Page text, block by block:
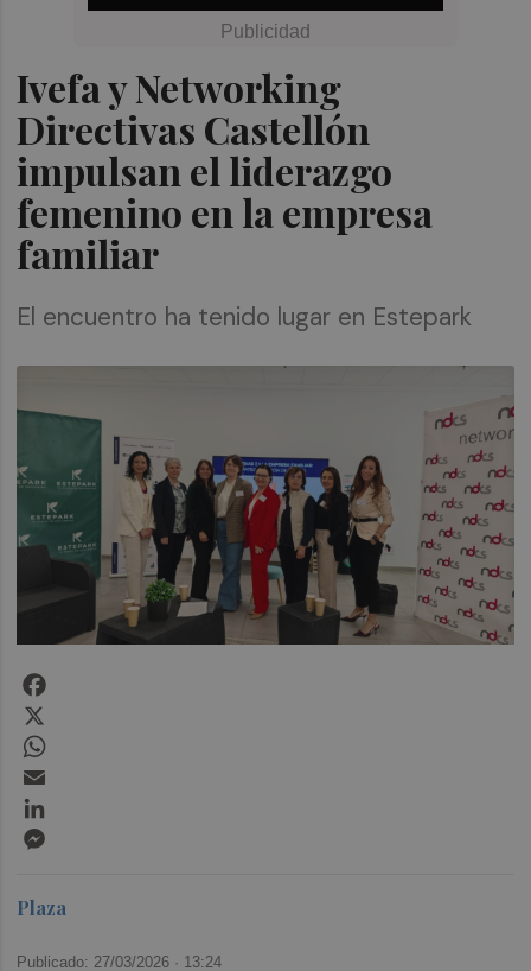
Ivefa y Networking
Directivas Castellón
impulsan el liderazgo
femenino en la empresa
familiar
El encuentro ha tenido lugar en Estepark
Plaza
Publicado: 27/03/2026 · 13:24